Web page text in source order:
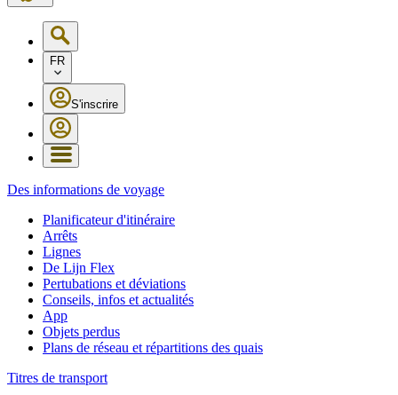
FR
S'inscrire
Des informations de voyage
Planificateur d'itinéraire
Arrêts
Lignes
De Lijn Flex
Pertubations et déviations
Conseils, infos et actualités
App
Objets perdus
Plans de réseau et répartitions des quais
Titres de transport